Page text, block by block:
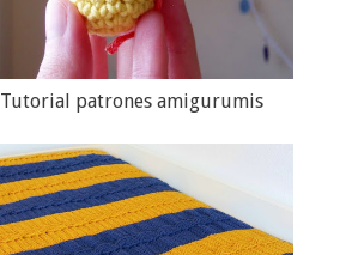
Tutorial patrones amigurumis